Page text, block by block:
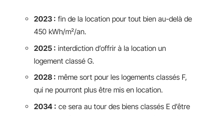
2023 : fin de la location pour tout bien au-delà de
450 kWh/m²/an.
2025 : interdiction d’offrir à la location un
logement classé G.
2028 : même sort pour les logements classés F,
qui ne pourront plus être mis en location.
2034 : ce sera au tour des biens classés E d’être